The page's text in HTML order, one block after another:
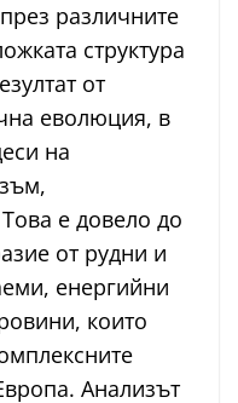
различните
структура
от
еволюция, в
на
е довело до
от рудни и
енергийни
които
Анализът